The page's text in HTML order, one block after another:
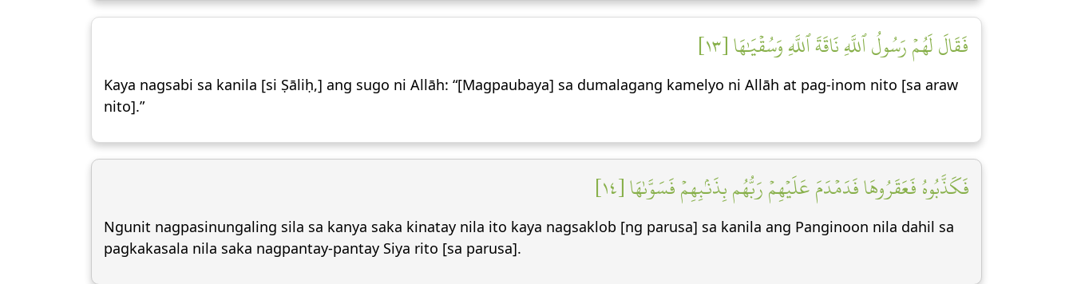
فَقَالَ لَهُمۡ رَسُولُ ٱللَّهِ نَاقَةَ ٱللَّهِ وَسُقۡيَٰهَا [١٣]
Kaya nagsabi sa kanila [si Ṣāliḥ,] ang sugo ni Allāh: “[Magpaubaya] sa dumalagang kamelyo ni Allāh at pag-inom nito [sa araw
nito].”
فَكَذَّبُوهُ فَعَقَرُوهَا فَدَمۡدَمَ عَلَيۡهِمۡ رَبُّهُم بِذَنۢبِهِمۡ فَسَوَّىٰهَا [١٤]
Ngunit nagpasinungaling sila sa kanya saka kinatay nila ito kaya nagsaklob [ng parusa] sa kanila ang Panginoon nila dahil sa
pagkakasala nila saka nagpantay-pantay Siya rito [sa parusa].